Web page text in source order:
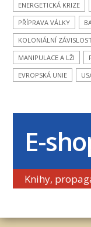
ENERGETICKÁ KRIZE
PŘÍPRAVA VÁLKY
KOLONIÁLNÍ
MANIPULACE A LŽI
EVROPSKÁ UNIE
E-
Knihy,